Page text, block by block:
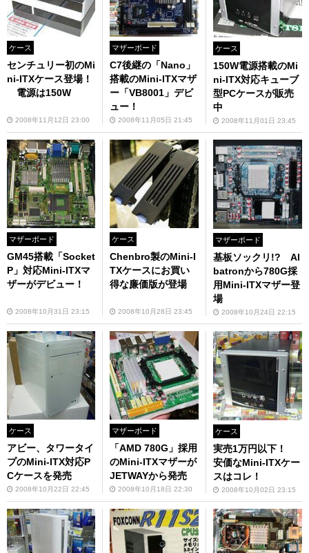
ケース
センチュリー初のMi
ni-ITXケース登場！
電源は150W
2008年11月12日 23:00
マザーボード
C7後継の「Nano」
搭載のMini-ITXマザ
ー「VB8001」デビ
ュー！
2008年11月05日 21:45
ケース
150W電源搭載のMi
ni-ITX対応キューブ
型PCケースが販売
中
2008年11月01日 23:45
マザーボード
GM45搭載「Socket
P」対応Mini-ITXマ
ザーがデビュー！
2008年10月31日 23:15
ケース
Chenbro製のMini-I
TXケースにお買い
得な廉価版が登場
2008年10月28日 23:45
マザーボード
基板ソックリ!? Al
batronから780G採
用Mini-ITXマザー登
場
2008年10月24日 22:15
ケース
アビー、タワータイ
プのMini-ITX対応P
Cケースを発売
2008年10月22日 22:45
マザーボード
「AMD 780G」採用
のMini-ITXマザーが
JETWAYから発売
2008年10月18日 22:30
ケース
実売1万円以下！
安価なMini-ITXケー
スはコレ！
2008年10月02日 23:15